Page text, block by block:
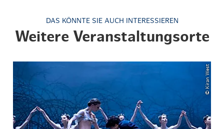
DAS KÖNNTE SIE AUCH INTERESSIEREN
Weitere Veranstaltungsorte
© Kiran West